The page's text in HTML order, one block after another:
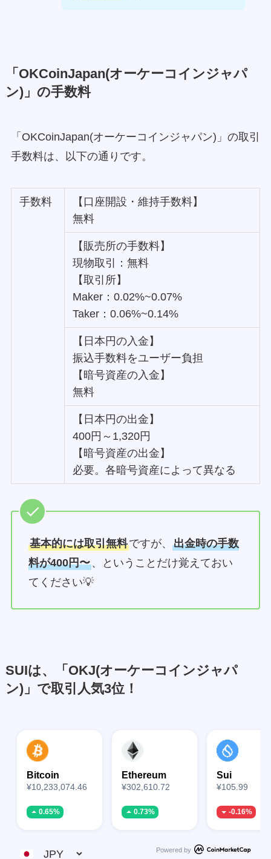
「OKCoinJapan(オーケーコインジャパ
ン)」の手数料
「OKCoinJapan(オーケーコインジャパン)」の取引
手数料は、以下の通りです。
手数料
【口座開設・維持手数料】
無料
【販売所の手数料】
現物取引：無料
【取引所】
Maker：0.02%~0.07%
Taker：0.06%~0.14%
【日本円の入金】
振込手数料をユーザー負担
【暗号資産の入金】
無料
【日本円の出金】
400円～1,320円
【暗号資産の出金】
必要。各暗号資産によって異なる
基本的には取引無料ですが、 出金時の手数
料が400円〜、ということだけ覚えておい
てください💡
SUIは、「OKJ(オーケーコインジャパ
ン)」で取引人気3位！
Bitcoin
¥10,233,074.46
0.65%
Ethereum
¥302,610.72
0.73%
Sui
¥105.99
-0.16%
Powered by